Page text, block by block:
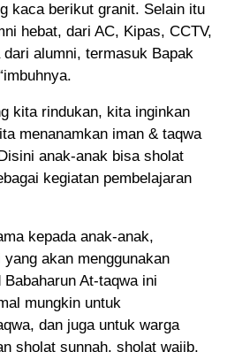
kaca berikut granit. Selain itu
hebat, dari AC, Kipas, CCTV,
alumni, termasuk Bapak
kita rindukan, kita inginkan
menanamkan iman & taqwa
anak-anak bisa sholat
kegiatan pembelajaran
kepada anak-anak,
akan menggunakan
At-taqwa ini
mungkin untuk
dan juga untuk warga
sholat sunnah, sholat wajib,